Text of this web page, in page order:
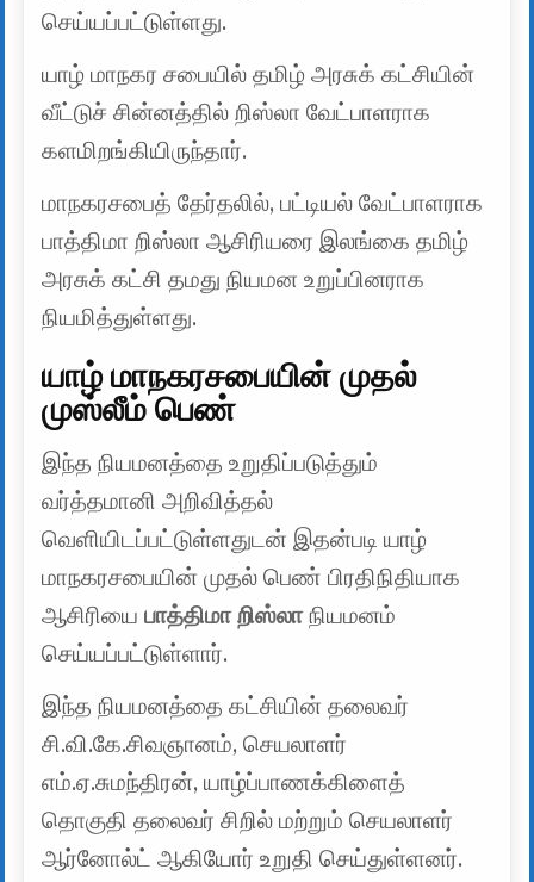
செய்யப்பட்டுள்ளது.
யாழ் மாநகர சபையில் தமிழ் அரசுக் கட்சியின்
வீட்டுச் சின்னத்தில் றிஸ்லா வேட்பாளராக
களமிறங்கியிருந்தார்.
மாநகரசபைத் தேர்தலில், பட்டியல் வேட்பாளராக
பாத்திமா றிஸ்லா ஆசிரியரை இலங்கை தமிழ்
அரசுக் கட்சி தமது நியமன உறுப்பினராக
நியமித்துள்ளது.
யாழ் மாநகரசபையின் முதல்
முஸ்லீம் பெண்
இந்த நியமனத்தை உறுதிப்படுத்தும்
வர்த்தமானி அறிவித்தல்
வெளியிடப்பட்டுள்ளதுடன் இதன்படி யாழ்
மாநகரசபையின் முதல் பெண் பிரதிநிதியாக
ஆசிரியை பாத்திமா றிஸ்லாநியமனம்
செய்யப்பட்டுள்ளார்.
இந்த நியமனத்தை கட்சியின் தலைவர்
சி.வி.கே.சிவஞானம், செயலாளர்
எம்.ஏ.சுமந்திரன், யாழ்ப்பாணக்கிளைத்
தொகுதி தலைவர் சிறில் மற்றும் செயலாளர்
ஆர்னோல்ட் ஆகியோர் உறுதி செய்துள்ளனர்.